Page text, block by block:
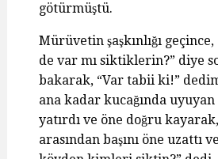
götürmüştü.
Mürüvetin şaşkınlığı
de var mı siktiklerin?” diye
bakarak, “Var tabii ki!”
ana kadar kucağında uyuyan
yatırdı ve öne doğru
arasından başını öne uzattı